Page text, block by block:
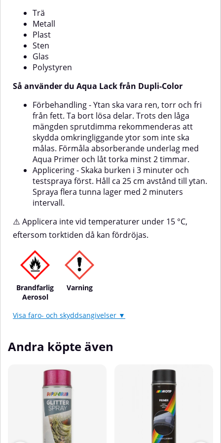
torktiden.Trä
Metall
Plast
Sten
Glas
Polystyren
Så använder du Aqua Lack från Dupli-Color
Förbehandling - Ytan ska vara ren, torr och fri
från fett. Ta bort lösa delar. Trots den låga
mängden sprutdimma rekommenderas att
skydda omkringliggande ytor som inte ska
målas. Förmåla absorberande underlag med
Aqua Primer och låt torka minst 2 timmar.
Applicering - Skaka burken i 3 minuter och
testspraya först. Håll ca 25 cm avstånd till ytan.
Spraya flera tunna lager med 2 minuters
intervall.
⚠️ Applicera inte vid temperaturer under 15 °C,
eftersom torktiden då kan fördröjas.
Brandfarlig
Aerosol
Varning
Visa faro- och skyddsangivelser ▼
Andra köpte även